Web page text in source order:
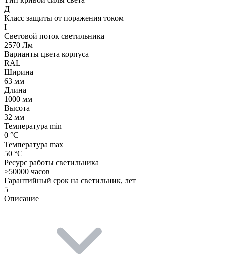
Д
Класс защиты от поражения током
I
Световой поток светильника
2570 Лм
Варианты цвета корпуса
RAL
Ширина
63 мм
Длина
1000 мм
Высота
32 мм
Температура min
0 °C
Температура max
50 °C
Ресурс работы светильника
>50000 часов
Гарантийный срок на светильник, лет
5
Описание